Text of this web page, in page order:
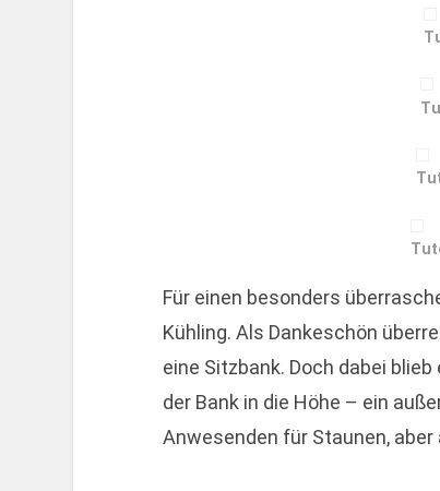
Für einen besonders
Kühling. Als Dankeschön
eine Sitzbank. Doch dabei
der Bank in die Höhe – ein
Anwesenden für Staunen,